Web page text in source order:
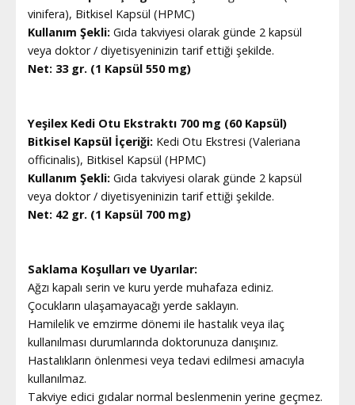
vinifera), Bitkisel Kapsül (HPMC)
Kullanım Şekli: Gıda takviyesi olarak günde 2 kapsül
veya doktor / diyetisyeninizin tarif ettiği şekilde.
Net: 33 gr. (1 Kapsül 550 mg)
Yeşilex Kedi Otu Ekstraktı 700 mg (60 Kapsül)
Bitkisel Kapsül İçeriği: Kedi Otu Ekstresi (Valeriana
officinalis), Bitkisel Kapsül (HPMC)
Kullanım Şekli: Gıda takviyesi olarak günde 2 kapsül
veya doktor / diyetisyeninizin tarif ettiği şekilde.
Net: 42 gr. (1 Kapsül 700 mg)
Saklama Koşulları ve Uyarılar:
Ağzı kapalı serin ve kuru yerde muhafaza ediniz.
Çocukların ulaşamayacağı yerde saklayın.
Hamilelik ve emzirme dönemi ile hastalık veya ilaç
kullanılması durumlarında doktorunuza danışınız.
Hastalıkların önlenmesi veya tedavi edilmesi amacıyla
kullanılmaz.
Takviye edici gıdalar normal beslenmenin yerine geçmez.